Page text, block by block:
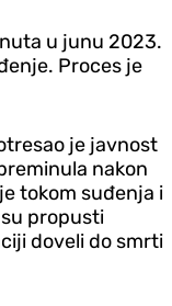
u junu 2023.
Proces je
je javnost
nakon
tokom suđenja i
propusti
doveli do smrti